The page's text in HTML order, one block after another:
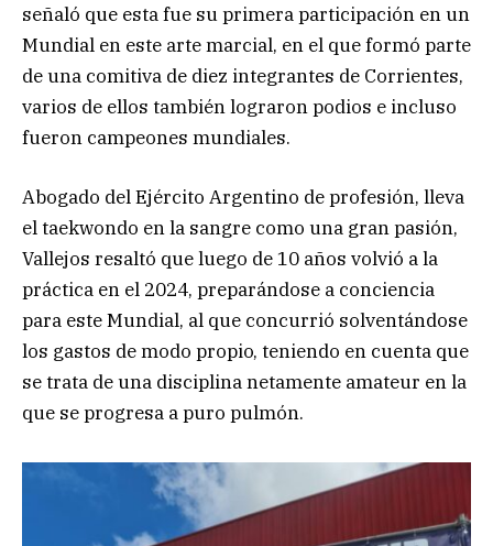
señaló que esta fue su primera participación en un
Mundial en este arte marcial, en el que formó parte
de una comitiva de diez integrantes de Corrientes,
varios de ellos también lograron podios e incluso
fueron campeones mundiales.
Abogado del Ejército Argentino de profesión, lleva
el taekwondo en la sangre como una gran pasión,
Vallejos resaltó que luego de 10 años volvió a la
práctica en el 2024, preparándose a conciencia
para este Mundial, al que concurrió solventándose
los gastos de modo propio, teniendo en cuenta que
se trata de una disciplina netamente amateur en la
que se progresa a puro pulmón.